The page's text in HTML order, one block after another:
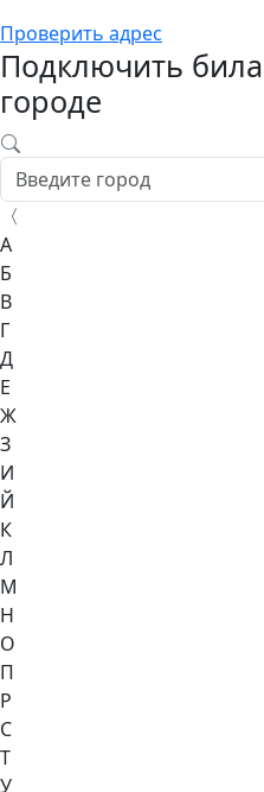
Проверить адрес
Подключить
городе
〈
А
Б
В
Г
Д
Е
Ж
З
И
Й
К
Л
М
Н
О
П
Р
С
Т
У